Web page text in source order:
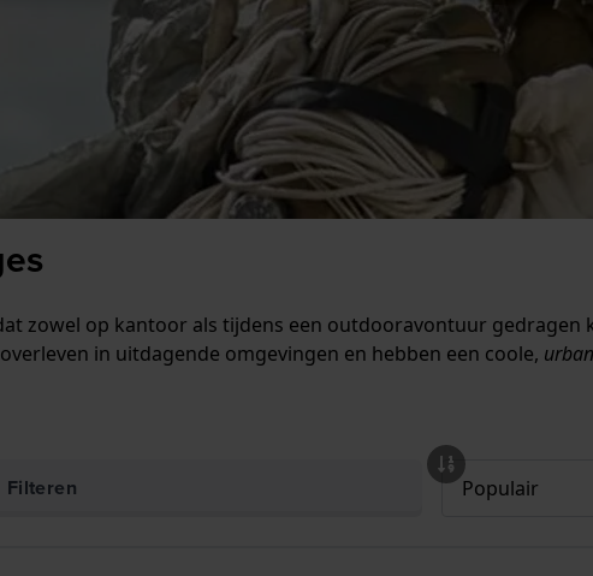
zowel op kantoor als tijdens een outdooravontuur gedragen
in uitdagende omgevingen en hebben een coole, urban
Filteren